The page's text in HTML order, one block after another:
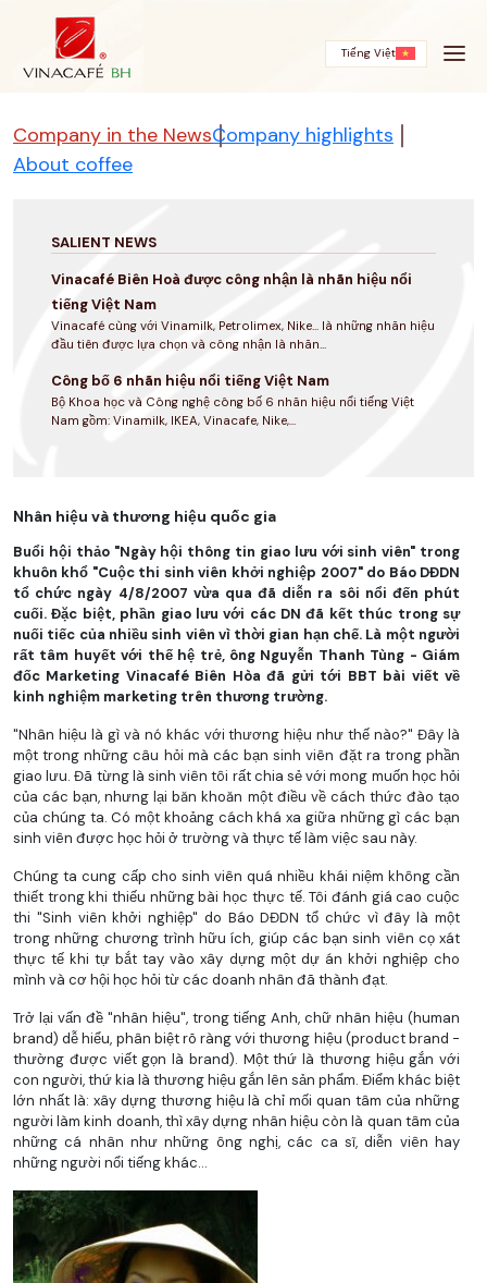
Tiếng Việt
Company in the NewsCompany highlights
About coffee
SALIENT NEWS
Vinacafé Biên Hoà được công nhận là nhãn hiệu nổi
tiếng Việt Nam
Vinacafé cùng với Vinamilk, Petrolimex, Nike... là những nhãn hiệu
đầu tiên được lựa chọn và công nhận là nhãn...
Công bố 6 nhãn hiệu nổi tiếng Việt Nam
Bộ Khoa học và Công nghệ công bố 6 nhãn hiệu nổi tiếng Việt
Nam gồm: Vinamilk, IKEA, Vinacafe, Nike,...
Nhân hiệu và thương hiệu quốc gia
Buổi hội thảo "Ngày hội thông tin giao lưu với sinh viên" trong
khuôn khổ "Cuộc thi sinh viên khởi nghiệp 2007" do Báo DĐDN
tổ chức ngày 4/8/2007 vừa qua đã diễn ra sôi nổi đến phút
cuối. Đặc biệt, phần giao lưu với các DN đã kết thúc trong sự
nuối tiếc của nhiều sinh viên vì thời gian hạn chế. Là một người
rất tâm huyết với thế hệ trẻ, ông Nguyễn Thanh Tùng - Giám
đốc Marketing Vinacafé Biên Hòa đã gửi tới BBT bài viết về
kinh nghiệm marketing trên thương trường.
"Nhân hiệu là gì và nó khác với thương hiệu như thế nào?" Đây là
một trong những câu hỏi mà các bạn sinh viên đặt ra trong phần
giao lưu. Đã từng là sinh viên tôi rất chia sẻ với mong muốn học hỏi
của các bạn, nhưng lại băn khoăn một điều về cách thức đào tạo
của chúng ta. Có một khoảng cách khá xa giữa những gì các bạn
sinh viên được học hỏi ở trường và thực tế làm việc sau này.
Chúng ta cung cấp cho sinh viên quá nhiều khái niệm không cần
thiết trong khi thiếu những bài học thực tế. Tôi đánh giá cao cuộc
thi "Sinh viên khởi nghiệp" do Báo DĐDN tổ chức vì đây là một
trong những chương trình hữu ích, giúp các bạn sinh viên cọ xát
thực tế khi tự bắt tay vào xây dựng một dự án khởi nghiệp cho
mình và cơ hội học hỏi từ các doanh nhân đã thành đạt.
Trở lại vấn đề "nhân hiệu", trong tiếng Anh, chữ nhân hiệu (human
brand) dễ hiểu, phân biệt rõ ràng với thương hiệu (product brand -
thường được viết gọn là brand). Một thứ là thương hiệu gắn với
con người, thứ kia là thương hiệu gắn lên sản phẩm. Điểm khác biệt
lớn nhất là: xây dựng thương hiệu là chỉ mối quan tâm của những
người làm kinh doanh, thì xây dựng nhân hiệu còn là quan tâm của
những cá nhân như những ông nghị, các ca sĩ, diễn viên hay
những người nổi tiếng khác...